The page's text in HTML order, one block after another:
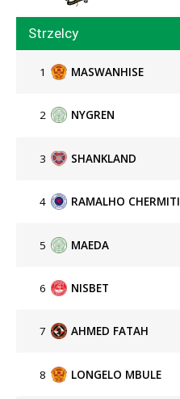
Strzelcy
1 MASWANHISE
2 NYGREN
3 SHANKLAND
4 RAMALHO CHERMITI
5 MAEDA
6 NISBET
7 AHMED FATAH
8 LONGELO MBULE